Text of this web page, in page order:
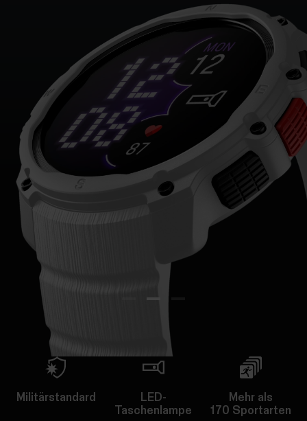
Militärstandard
LED-
Taschenlampe
Mehr als
170 Sportarten